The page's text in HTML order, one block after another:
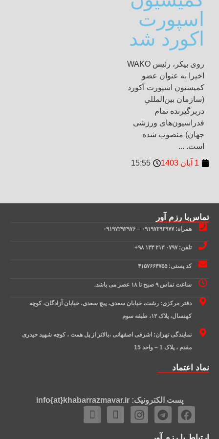
اسپورت
اکورد شد
روی بیکر، رئیس WAKO
اخیرا به عنوان عضو
کمیسیون اسپورت آکورد
(سازمان بین‌المللیِ
دربرگیرنده تمام
فدراسیون‌های ورزشی
جهان) منصوب شده
است. ...
1 آبان 1403
15:55
تماس‌با رزم آور
همراه: ۰۹۱۹۷۲۹۲۹۷۷ – ۰۹۱۹۷۲۹۲۹۷۶
تلفن: ۰۷۹۷ ۲۱۳ ۱۳۳ ۹۸+
کد پستی: ۴۱۵۷۶۶۴۷۵۵
ساعت تماس ۹ صبح تا ۱۸ عصر می باشد.
دفتر مرکزی: رشت، خیابان سعدی، پیچ سعدی، خیابان آزادگان، کوچه
کهنسال، پلاک ۱۲، طبقه سوم
نمایندگی تهران: اشرفی اصفهانی ،بالاتر از پل همت ، کوچه شهید حیدری
مقدم ، پلاک 1 – واحد 15
پست الکترونیک: info{at}khabarrazmavar.ir
نماد اعتماد